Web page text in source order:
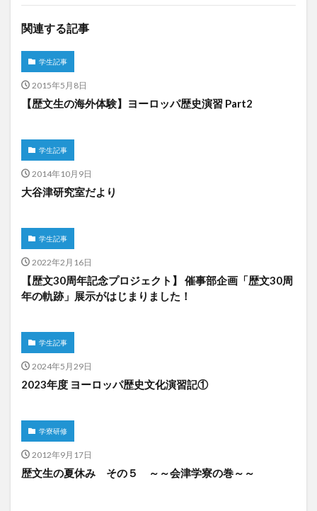
関連する記事
学生記事
2015年5月8日
【歴文生の海外体験】ヨーロッパ歴史演習 Part2
学生記事
2014年10月9日
大谷津研究室だより
学生記事
2022年2月16日
【歴文30周年記念プロジェクト】 催事部企画「歴文30周
年の軌跡」展示がはじまりました！
学生記事
2024年5月29日
2023年度 ヨーロッパ歴史文化演習記①
学寮研修
2012年9月17日
歴文生の夏休み その５ ～～会津学寮の巻～～